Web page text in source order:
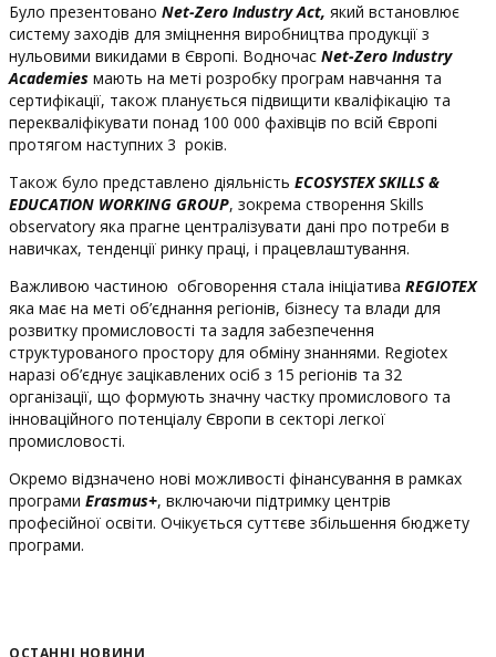
Було презентовано Net-Zero Industry Aсt, який встановлює
систему заходів для зміцнення виробництва продукції з
нульовими викидами в Європі. Водночас Net-Zero Industry
Academies мають на меті розробку програм навчання та
сертифікації, також планується підвищити кваліфікацію та
перекваліфікувати понад 100 000 фахівців по всій Європі
протягом наступних 3 років.
Також було представлено діяльність ECOSYSTEX SKILLS &
EDUCATION WORKING GROUP, зокрема створення Skills
observatory яка прагне централізувати дані про потреби в
навичках, тенденції ринку праці, і працевлаштування.
Важливою частиною обговорення стала ініціатива REGIOTEX
яка має на меті об’єднання регіонів, бізнесу та влади для
розвитку промисловості та задля забезпечення
структурованого простору для обміну знаннями. Regiotex
наразі об’єднує зацікавлених осіб з 15 регіонів та 32
організації, що формують значну частку промислового та
інноваційного потенціалу Європи в секторі легкої
промисловості.
Окремо відзначено нові можливості фінансування в рамках
програми Erasmus+, включаючи підтримку центрів
професійної освіти. Очікується суттєве збільшення бюджету
програми.
ОСТАННІ НОВИНИ